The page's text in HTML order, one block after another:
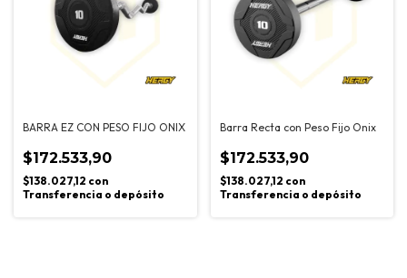
BARRA EZ CON PESO FIJO ONIX
$172.533,90
$138.027,12 con
Transferencia o depósito
Barra Recta con Peso Fijo Onix
$172.533,90
$138.027,12 con
Transferencia o depósito